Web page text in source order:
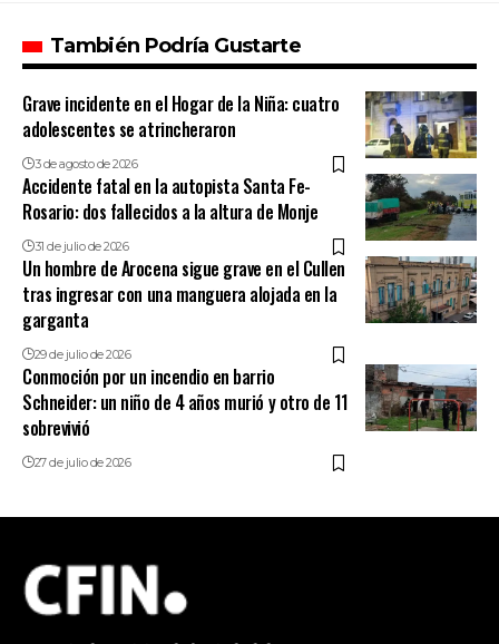
También Podría Gustarte
Grave incidente en el Hogar de la Niña: cuatro
adolescentes se atrincheraron
3 de agosto de 2026
Accidente fatal en la autopista Santa Fe-
Rosario: dos fallecidos a la altura de Monje
31 de julio de 2026
Un hombre de Arocena sigue grave en el Cullen
tras ingresar con una manguera alojada en la
garganta
29 de julio de 2026
Conmoción por un incendio en barrio
Schneider: un niño de 4 años murió y otro de 11
sobrevivió
27 de julio de 2026